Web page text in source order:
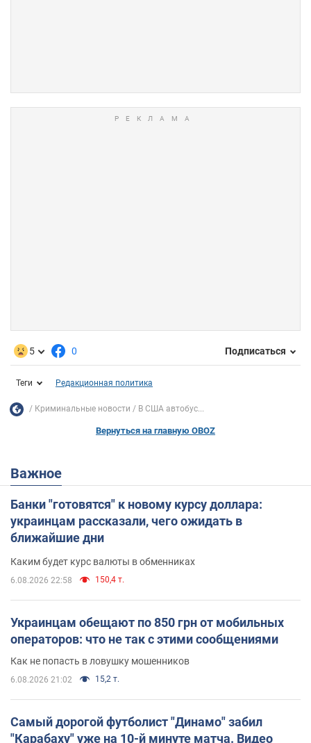
5 0 Подписаться
Теги Редакционная политика
Криминальные новости В США автобус...
Вернуться на главную OBOZ
Важное
Банки "готовятся" к новому курсу доллара:
украинцам рассказали, чего ожидать в
ближайшие дни
Каким будет курс валюты в обменниках
6.08.2026 22:58 150,4 т.
Украинцам обещают по 850 грн от мобильных
операторов: что не так с этими сообщениями
Как не попасть в ловушку мошенников
6.08.2026 21:02 15,2 т.
Самый дорогой футболист "Динамо" забил
"Карабаху" уже на 10-й минуте матча. Видео